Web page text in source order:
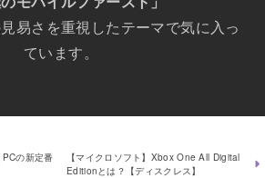
易さを重視したテーマで気に入っ
ています。
PCの新定番
【マイクロソフト】Xbox One All Digital
Editionとは？【ディスクレス】